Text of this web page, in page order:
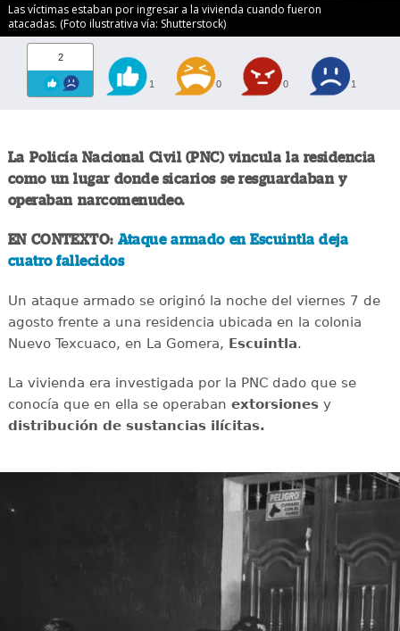
Las víctimas estaban por ingresar a la vivienda cuando fueron
atacadas. (Foto ilustrativa vía: Shutterstock)
2
1 0 0 1
La Policía Nacional Civil (PNC) vincula la residencia
como un lugar donde sicarios se resguardaban y
operaban narcomenudeo.
EN CONTEXTO: Ataque armado en Escuintla deja
cuatro fallecidos
Un ataque armado se originó la noche del viernes 7 de
agosto frente a una residencia ubicada en la colonia
Nuevo Texcuaco, en La Gomera, Escuintla.
La vivienda era investigada por la PNC dado que se
conocía que en ella se operaban extorsionesy
distribución de sustancias ilícitas.